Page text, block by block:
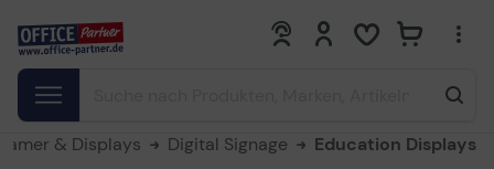
0 0
& Displays Digital Signage Education Displays